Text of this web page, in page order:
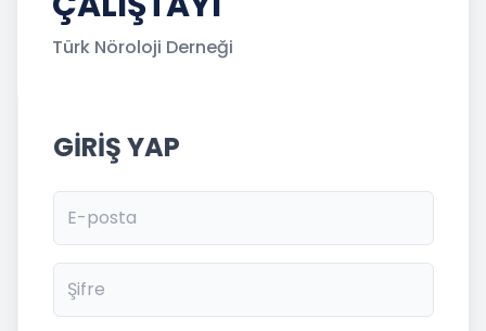
Türk Nöroloji Derneği
GİRİŞ YAP